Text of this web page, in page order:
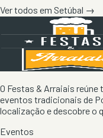
Ver todos em Setúbal →
O Festas & Arraiais
eventos tradicionais de
localização e descobre o
Eventos